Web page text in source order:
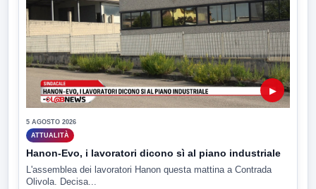
▶
5 AGOSTO 2026
ATTUALITÀ
Hanon-Evo, i lavoratori dicono sì al piano industriale
L'assemblea dei lavoratori Hanon questa mattina a Contrada
Olivola. Decisa...